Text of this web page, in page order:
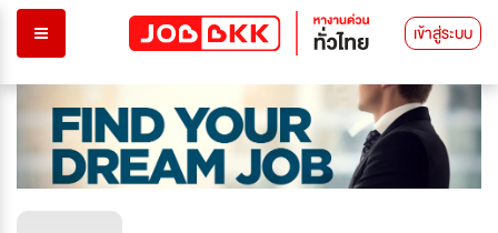
เข้าสู่ระบบ